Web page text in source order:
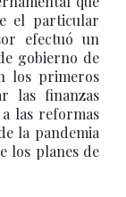
el particular
efectuó un
gobierno de
los primeros
las finanzas
las reformas
la pandemia
los planes de